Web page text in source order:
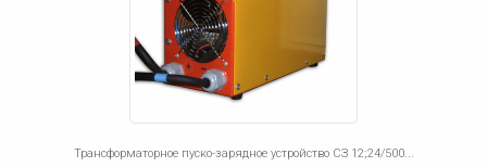
Трансформаторное пуско-зарядное устройство СЗ 12;24/500...